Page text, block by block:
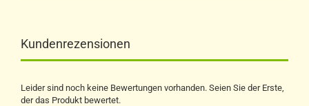
Kundenrezensionen
Leider sind noch keine Bewertungen vorhanden. Seien Sie der Erste,
der das Produkt bewertet.